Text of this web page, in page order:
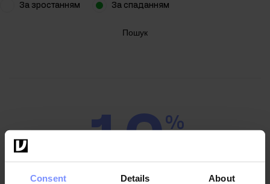
Consent Details About
За зростанням За спаданням
Пошук
10%